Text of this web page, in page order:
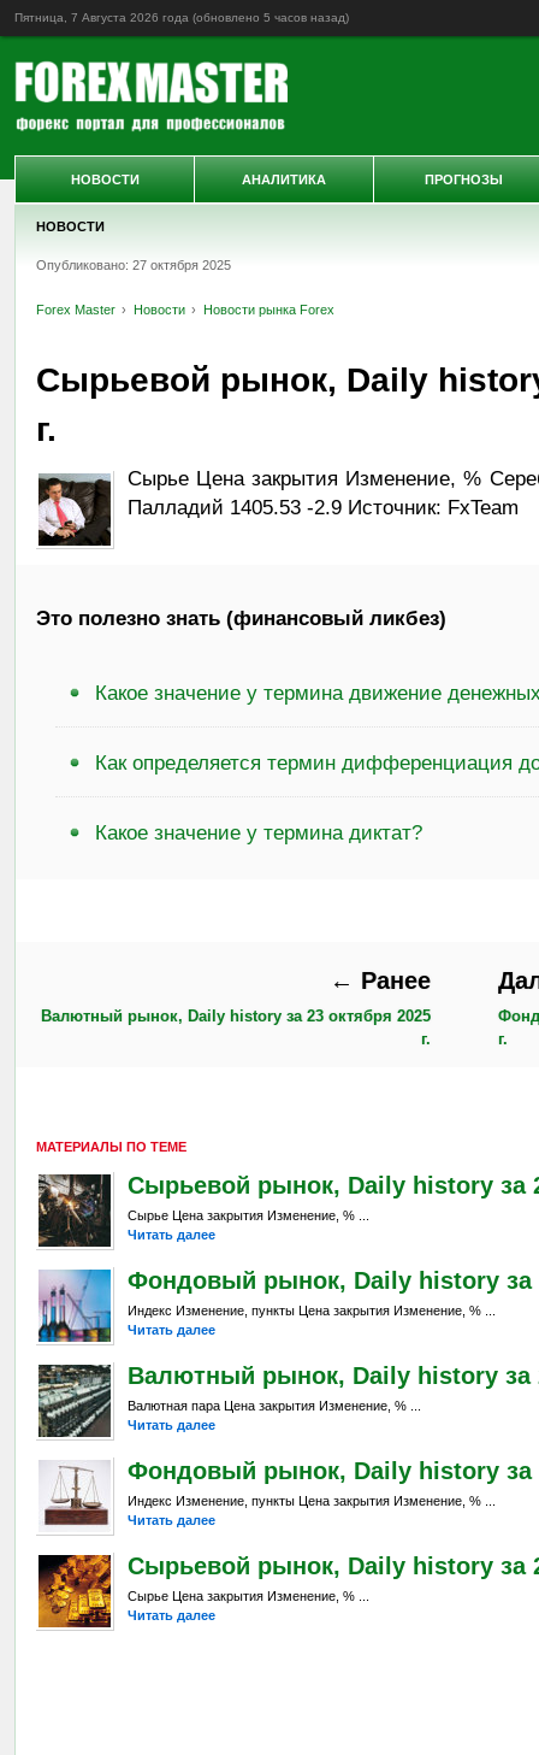
Пятница, 7 Августа 2026 года (обновлено 5 часов назад)
НОВОСТИ
Опубликовано: 27 октября 2025
Forex Master Новости Новости рынка Forex
Сырьевой рынок, Daily
г.
Сырье Цена закрытия Изменение, %
Палладий 1405.53 -2.9 Источник: FxTeam
Это полезно знать (финансовый ликбез)
Какое значение у термина движение
Как определяется термин дифференциация
Какое значение у термина диктат?
← Ранее
Валютный рынок, Daily history за 23 октября 2025
г.
г.
МАТЕРИАЛЫ ПО ТЕМЕ
Сырьевой рынок, Daily history за
Сырье Цена закрытия Изменение, % ...
Читать далее
Фондовый рынок, Daily history за
Индекс Изменение, пункты Цена закрытия Изменение, % ...
Читать далее
Валютный рынок, Daily history за
Валютная пара Цена закрытия Изменение, % ...
Читать далее
Фондовый рынок, Daily history за
Индекс Изменение, пункты Цена закрытия Изменение, % ...
Читать далее
Сырьевой рынок, Daily history за
Сырье Цена закрытия Изменение, % ...
Читать далее
НОВОСТИ АНАЛИТИКА ПРОГНОЗЫ